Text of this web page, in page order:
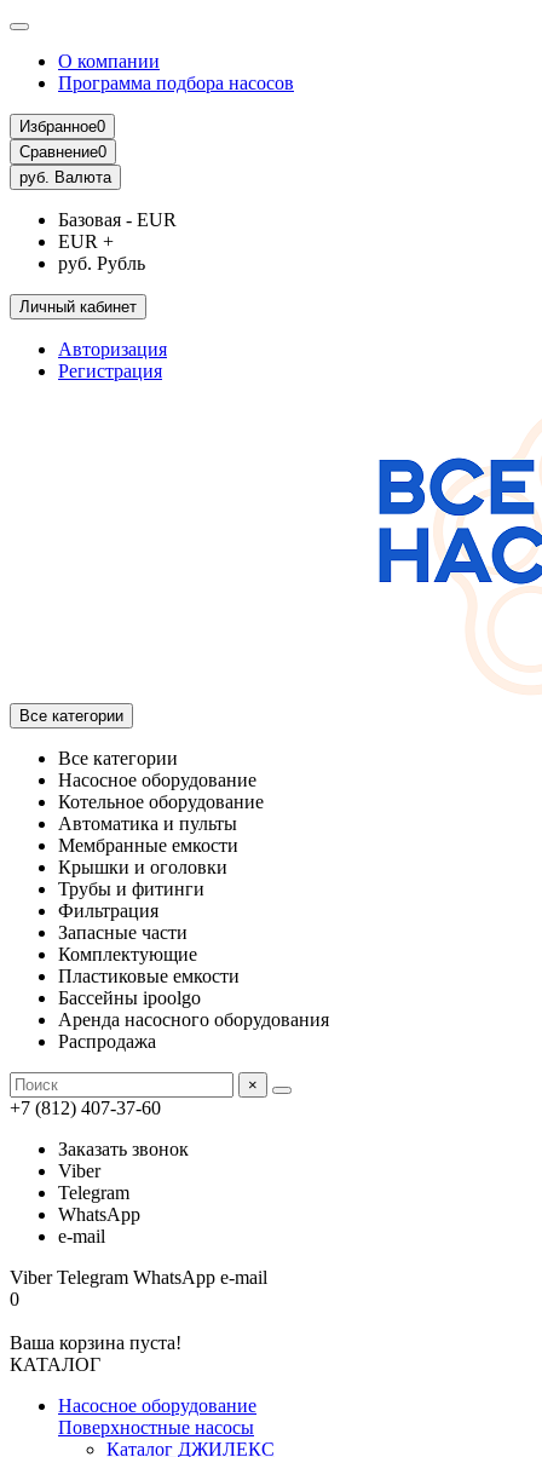
О компании
Программа подбора насосов
Избранное0
Сравнение0
руб. Валюта
Базовая - EUR
EUR +
руб. Рубль
Личный кабинет
Авторизация
Регистрация
Все категории
Все категории
Насосное оборудование
Котельное оборудование
Автоматика и пульты
Мембранные емкости
Крышки и оголовки
Трубы и фитинги
Фильтрация
Запасные части
Комплектующие
Пластиковые емкости
Бассейны ipoolgo
Аренда насосного оборудования
Распродажа
×
+7 (812) 407-37-60
Заказать звонок
Viber
Telegram
WhatsApp
e-mail
ViberTelegram WhatsApp e-mail
0
Ваша корзина пуста!
КАТАЛОГ
Насосное оборудование
Поверхностные насосы
Каталог ДЖИЛЕКС